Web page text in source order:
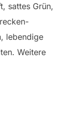
sattes Grün,
lebendige
Weitere